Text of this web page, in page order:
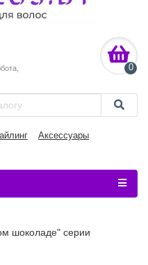
0
Аксессуары
шоколаде" серии